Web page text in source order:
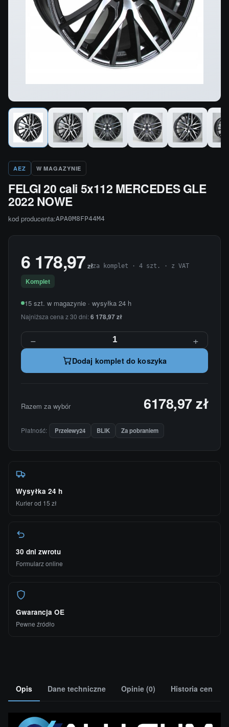
AEZ W MAGAZYNIE
FELGI 20 cali 5x112 MERCEDES GLE
2022 NOWE
kod producenta:APA0M8FP44M4
6 178,97 złza komplet · 4 szt. · z VAT
Komplet
15 szt. w magazynie · wysyłka 24 h
Najniższa cena z 30 dni:6 178,97 zł
− +
Dodaj komplet do koszyka
Razem za wybór 6178,97 zł
Płatność: Przelewy24 BLIK Za pobraniem
Wysyłka 24 h
Kurier od 15 zł
30 dni zwrotu
Formularz online
Gwarancja OE
Pewne źródło
Opis Dane techniczne Opinie (0) Historia cen